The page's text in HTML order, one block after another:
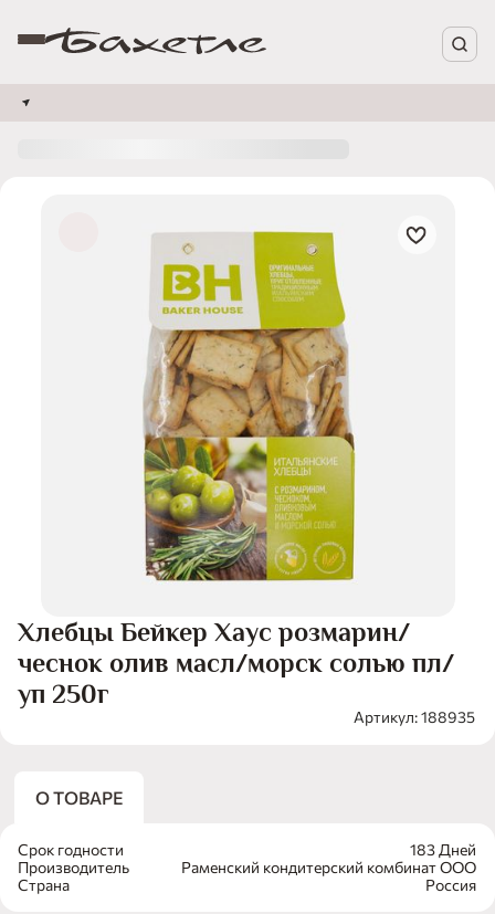
Хлебцы Бейкер Хаус розмарин/
чеснок олив масл/морск солью пл/
уп 250г
Артикул: 188935
О ТОВАРЕ
Срок годности
183 Дней
Производитель
Раменский кондитерский комбинат ООО
Страна
Россия